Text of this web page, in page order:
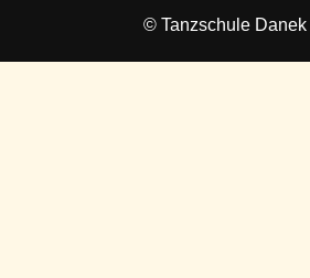
© Tanzschule Danek